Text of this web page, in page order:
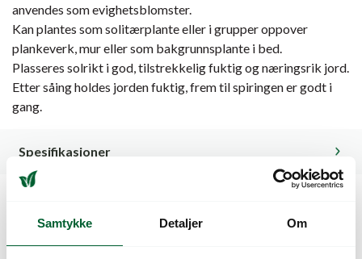
Samtykke Detaljer Om
anvendes som evighetsblomster.
Kan plantes som solitærplante eller i grupper oppover
plankeverk, mur eller som bakgrunnsplante i bed.
Plasseres solrikt i god, tilstrekkelig fuktig og næringsrik jord.
Etter såing holdes jorden fuktig, frem til spiringen er godt i
gang.
Spesifikasjoner
Kunder så også på